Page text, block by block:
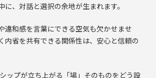
に、対話と選択の余地が生まれます。
違和感を言葉にできる空気も欠かせませ
内省を共有できる関係性は、安心と信頼の
ップが立ち上がる「場」そのものをどう設